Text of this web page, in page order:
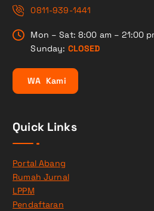
0811-939-1441
Mon – Sat: 8:00 am – 21:00
Sunday: CLOSED
WA Kami
Quick Links
Portal Abang
Rumah Jurnal
LPPM
Pendaftaran